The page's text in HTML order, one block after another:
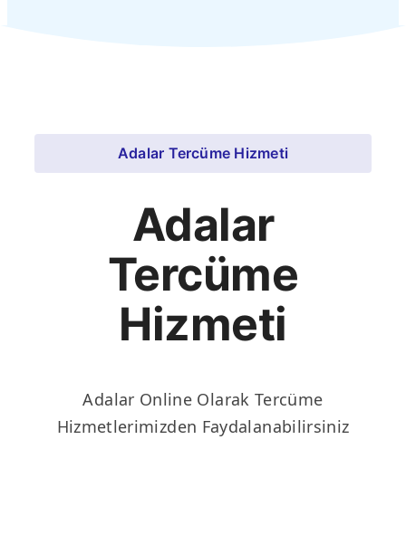
Adalar Tercüme Hizmeti
Adalar
Tercüme
Hizmeti
Adalar Online Olarak Tercüme
Hizmetlerimizden Faydalanabilirsiniz